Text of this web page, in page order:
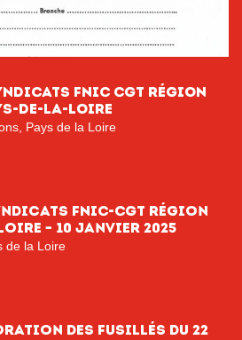
FNIC CGT RÉGION
DE-LA-LOIRE
Pays de la Loire
FNIC-CGT région
– 10 janvier 2025
de la Loire
des fusillés du 22